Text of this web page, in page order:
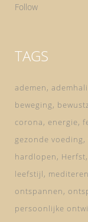
Follow
TAGS
ademen
beweging
corona
energie
gezonde voeding
hardlopen
Herfst
leefstijl
mediteren
ontspannen
persoonlijke